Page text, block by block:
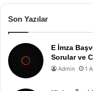
Son Yazılar
E İmza
Sorular ve
Admin 1